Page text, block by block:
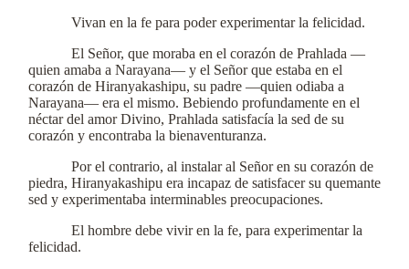
Vivan en la fe para poder experimentar la felicidad.
El Señor, que moraba en el corazón de Prahlada —
quien amaba a Narayana— y el Señor que estaba en el
corazón de Hiranyakashipu, su padre —quien odiaba a
Narayana— era el mismo. Bebiendo profundamente en el
néctar del amor Divino, Prahlada satisfacía la sed de su
corazón y encontraba la bienaventuranza.
Por el contrario, al instalar al Señor en su corazón de
piedra, Hiranyakashipu era incapaz de satisfacer su quemante
sed y experimentaba interminables preocupaciones.
El hombre debe vivir en la fe, para experimentar la
felicidad.